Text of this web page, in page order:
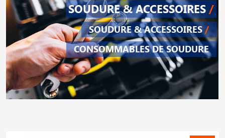
SOUDURE & ACCESSOIRES /
SOUDURE & ACCESSOIRES /
CONSOMMABLES DE SOUDURE